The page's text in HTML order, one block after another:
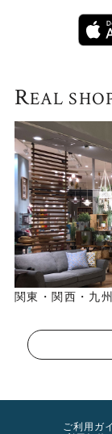
REAL
関東・関西・九
ご利用ガ